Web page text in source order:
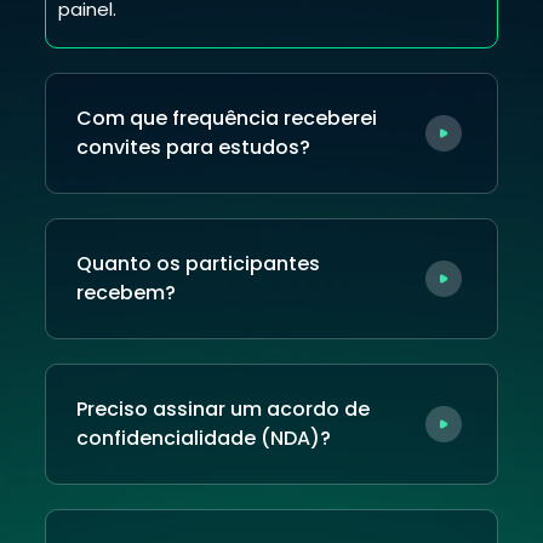
painel.
Com que frequência receberei
convites para estudos?
Quanto os participantes
recebem?
Preciso assinar um acordo de
confidencialidade (NDA)?